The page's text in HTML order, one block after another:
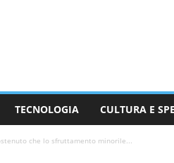
TECNOLOGIA CULTURA E
che lo sfruttamento minorile...